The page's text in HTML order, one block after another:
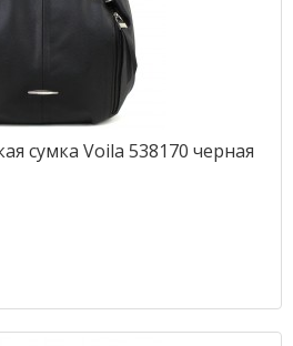
сумка Voila 538170 черная